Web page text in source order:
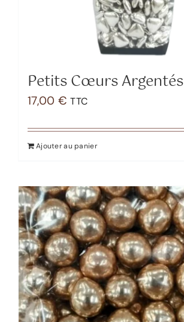
Petits Cœurs Argentés
17,00 € TTC
Ajouter au panier